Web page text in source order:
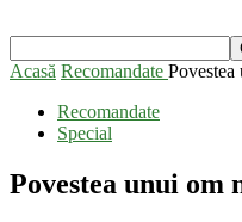
Acasă Recomandate
Recomandate
Special
Povestea unui om